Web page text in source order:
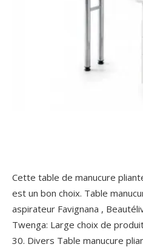
Cette table de manucure
est un bon choix. Table
aspirateur Favignana ,
Twenga: Large choix de
30. Divers Table manucure